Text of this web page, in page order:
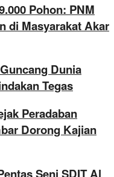
Pohon: PNM
di Masyarakat Akar
Dunia
Tegas
Peradaban
Dorong Kajian
Seni SDIT Al